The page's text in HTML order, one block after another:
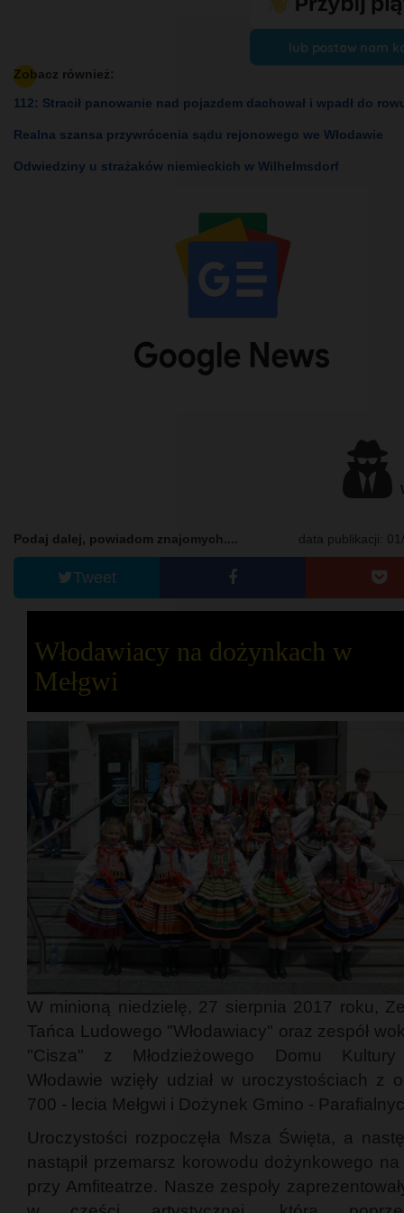
lub postaw nam
Zobacz również:
112: Stracił panowanie nad pojazdem dachował i wpadł do
Realna szansa przywrócenia sądu rejonowego we Włodawie
Odwiedziny u strażaków niemieckich w Wilhelmsdorf
data publikacji:
Podaj dalej, powiadom znajomych....
Tweet
Włodawiacy na dożynkach w
Mełgwi
W minioną niedzielę, 27 sierpnia 2017 roku,
Tańca Ludowego "Włodawiacy" oraz zespół
"Cisza" z Młodzieżowego Domu
Włodawie wzięły udział w uroczystościach z
700 - lecia Mełgwi i Dożynek Gmino -
Uroczystości rozpoczęła Msza Święta, a
nastąpił przemarsz korowodu dożynkowego
przy Amfiteatrze. Nasze zespoły